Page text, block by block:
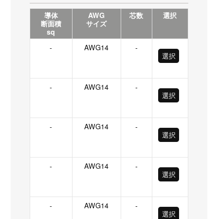
導体
断面積
sq
AWG
サイズ
芯数 選択
- AWG14
-
選択
- AWG14
-
選択
- AWG14
-
選択
- AWG14
-
選択
- AWG14
-
選択